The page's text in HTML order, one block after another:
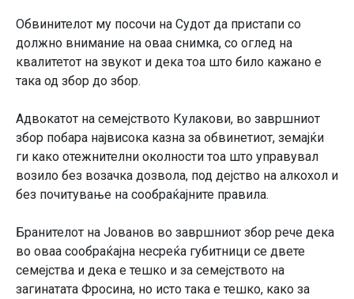
Обвинителот му посочи на Судот да пристапи со
должно внимание на оваа снимка, со оглед на
квалитетот на звукот и дека тоа што било кажано е
така од збор до збор.
Адвокатот на семејството Кулакови, во завршниот
збор побара највисока казна за обвинетиот, земајќи
ги како отежнителни околности тоа што управувал
возило без возачка дозвола, под дејство на алкохол и
без почитување на сообраќајните правила.
Бранителот на Јованов во завршниот збор рече дека
во оваа сообраќајна несреќа губитници се двете
семејства и дека е тешко и за семејството на
загинатата Фросина, но исто така е тешко, како за